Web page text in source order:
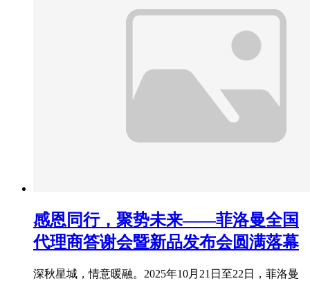
感恩同行，聚势未来——菲洛曼全国
代理商答谢会暨新品发布会圆满落幕
深秋星城，情意暖融。2025年10月21日至22日，菲洛曼